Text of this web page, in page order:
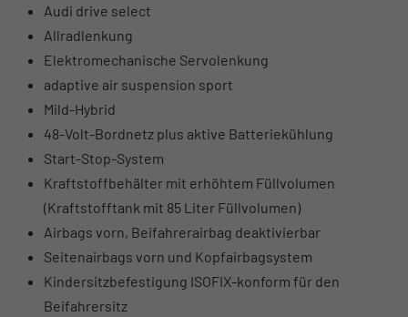
Audi drive select
Allradlenkung
Elektromechanische Servolenkung
adaptive air suspension sport
Mild-Hybrid
48-Volt-Bordnetz plus aktive Batteriekühlung
Start-Stop-System
Kraftstoffbehälter mit erhöhtem Füllvolumen
(Kraftstofftank mit 85 Liter Füllvolumen)
Airbags vorn, Beifahrerairbag deaktivierbar
Seitenairbags vorn und Kopfairbagsystem
Kindersitzbefestigung ISOFIX-konform für den
Beifahrersitz